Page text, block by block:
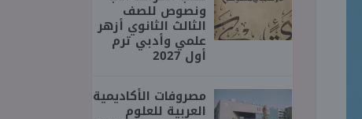
ونصوص للصف
الثالث الثانوي أزهر
علمي وأدبي ترم
أول 2027
مصروفات الأكاديمية
العربية للعلوم